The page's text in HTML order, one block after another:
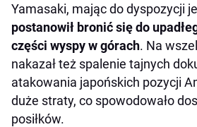
Yamasaki, mając do dyspozycji
postanowił bronić się do
części wyspy w górach. Na
nakazał też spalenie tajnych
atakowania japońskich pozycji
duże straty, co spowodowało
posiłków.